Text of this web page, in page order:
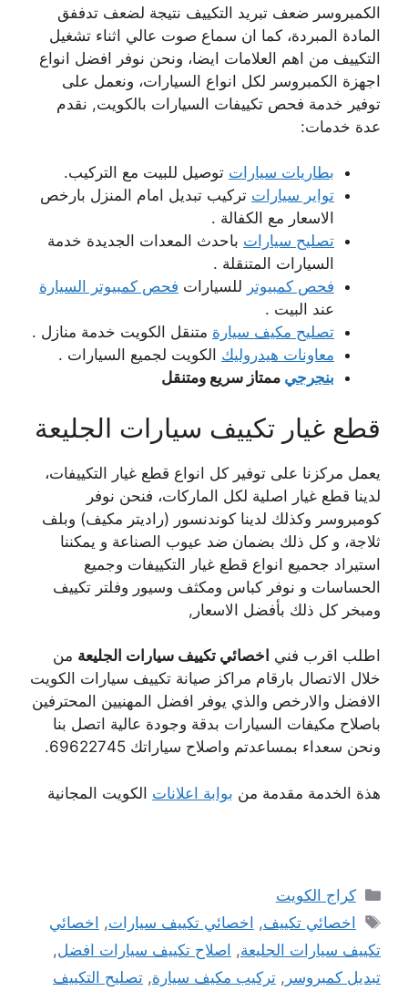
الكمبروسر ضعف تبريد التكييف نتيجة لضعف تدففق
المادة المبردة، كما ان سماع صوت عالي اثناء تشغيل
التكييف من اهم العلامات ايضا، ونحن نوفر افضل انواع
اجهزة الكمبروسر لكل انواع السيارات، ونعمل على
توفير خدمة فحص تكييفات السيارات بالكويت, نقدم
عدة خدمات:
بطاريات سيارات توصيل للبيت مع التركيب.
تواير سيارات تركيب تبديل امام المنزل بارخص
الاسعار مع الكفالة .
تصليح سيارات باحدث المعدات الجديدة خدمة
السيارات المتنقلة .
فحص كمبيوتر للسيارات فحص كمبيوتر السيارة
عند البيت .
تصليح مكيف سيارة متنقل الكويت خدمة منازل .
معاونات هيدروليك الكويت لجميع السيارات .
بنجرجي ممتاز سريع ومتنقل
قطع غيار تكييف سيارات الجليعة
يعمل مركزنا على توفير كل انواع قطع غيار التكييفات،
لدينا قطع غيار اصلية لكل الماركات، فنحن نوفر
كومبروسر وكذلك لدينا كوندنسور (راديتر مكيف) وبلف
ثلاجة، و كل ذلك بضمان ضد عيوب الصناعة و يمكننا
استيراد جحميع انواع قطع غيار التكييفات وجميع
الحساسات و نوفر كباس ومكثف وسيور وفلتر تكييف
ومبخر كل ذلك بأفضل الاسعار,
اطلب اقرب فني اخصائي تكييف سيارات الجليعة من
خلال الاتصال بارقام مراكز صيانة تكييف سيارات الكويت
الافضل والارخص والذي يوفر افضل المهنيين المحترفين
باصلاح مكيفات السيارات بدقة وجودة عالية اتصل بنا
ونحن سعداء بمساعدتم واصلاح سياراتك 69622745.
هذة الخدمة مقدمة من بوابة اعلانات الكويت المجانية
التصنيفات
كراج الكويت
الوسوم
اخصائي تكييف, اخصائي تكييف سيارات, اخصائي
تكييف سيارات الجليعة, اصلاح تكييف سيارات افضل,
تبديل كمبروسر , تركيب مكيف سيارة, تصليح التكييف